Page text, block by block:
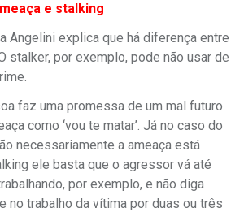
e stalking
Angelini explica que há diferença entre
stalker, por exemplo, pode não usar de
faz uma promessa de um mal futuro.
como ‘vou te matar’. Já no caso do
necessariamente a ameaça está
ele basta que o agressor vá até
por exemplo, e não diga
no trabalho da vítima por duas ou três